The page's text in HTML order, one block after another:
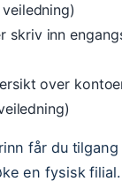
skriv inn
over
får du tilgang
en fysisk filial.